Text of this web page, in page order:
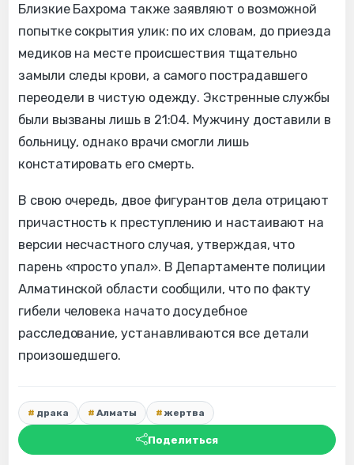
Близкие Бахрома также заявляют о возможной
попытке сокрытия улик: по их словам, до приезда
медиков на месте происшествия тщательно
замыли следы крови, а самого пострадавшего
переодели в чистую одежду. Экстренные службы
были вызваны лишь в 21:04. Мужчину доставили в
больницу, однако врачи смогли лишь
констатировать его смерть.
В свою очередь, двое фигурантов дела отрицают
причастность к преступлению и настаивают на
версии несчастного случая, утверждая, что
парень «просто упал». В Департаменте полиции
Алматинской области сообщили, что по факту
гибели человека начато досудебное
расследование, устанавливаются все детали
произошедшего.
драка Алматы жертва
Поделиться